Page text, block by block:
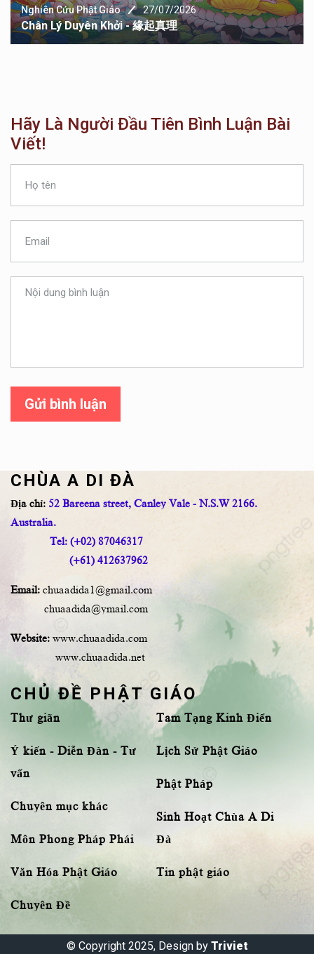
Nghiên Cứu Phật Giáo 27/07/2026
Chân Lý Duyên Khởi - 緣起真理
Hãy Là Người Đầu Tiên Bình Luận Bài
Viết!
Gửi bình luận
CHÙA A DI ĐÀ
Địa chỉ: 52 Bareena street, Canley Vale - N.S.W 2166.
Australia.
Tel: (+02) 87046317
(+61) 412637962
Email: chuaadida1@gmail.com
chuaadida@ymail.com
Website: www.chuaadida.com
www.chuaadida.net
CHỦ ĐỀ PHẬT GIÁO
Thư giãn
Ý kiến - Diễn Đàn - Tư
vấn
Chuyên mục khác
Môn Phong Pháp Phái
Văn Hóa Phật Giáo
Chuyên Đề
Tam Tạng Kinh Điển
Lịch Sử Phật Giáo
Phật Pháp
Sinh Hoạt Chùa A Di
Đà
Tin phật giáo
© Copyright 2025, Design by Triviet